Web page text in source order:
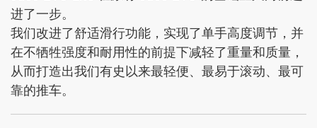
进了一步。
我们改进了舒适滑行功能，实现了单手高度调节，并
在不牺牲强度和耐用性的前提下减轻了重量和质量，
从而打造出我们有史以来最轻便、最易于滚动、最可
靠的推车。